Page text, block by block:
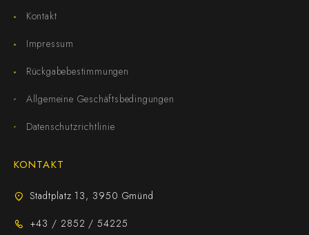
Kontakt
Impressum
Rückgabebestimmungen
Allgemeine Geschäftsbedingungen
Datenschutzrichtlinie
KONTAKT
Stadtplatz 13, 3950 Gmünd
+43 / 2852 / 54225